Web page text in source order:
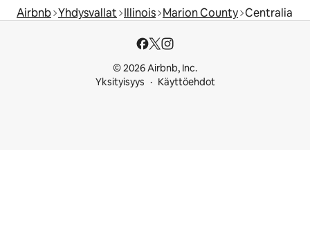
Airbnb Yhdysvallat Illinois Marion County Centralia
© 2026 Airbnb, Inc.
Yksityisyys
Käyttöehdot